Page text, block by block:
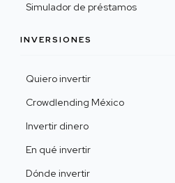
Simulador de préstamos
INVERSIONES
Quiero invertir
Crowdlending México
Invertir dinero
En qué invertir
Dónde invertir